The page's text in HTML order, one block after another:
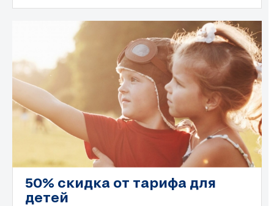
50% скидка от тарифа для
детей